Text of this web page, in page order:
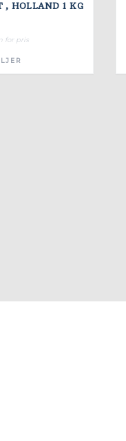
CHEDDAR SKIVET , HOLLAND 1 KG
for pris